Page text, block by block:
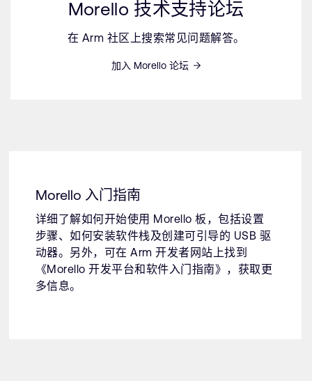
Morello 技术支持论坛
在 Arm 社区上搜索常见问题解答。
加入 Morello 论坛
Morello 入门指南
详细了解如何开始使用 Morello 板，包括设置
步骤、如何安装软件栈及创建可引导的 USB 驱
动器。另外，可在 Arm 开发者网站上找到
《Morello 开发平台和软件入门指南》，获取更
多信息。